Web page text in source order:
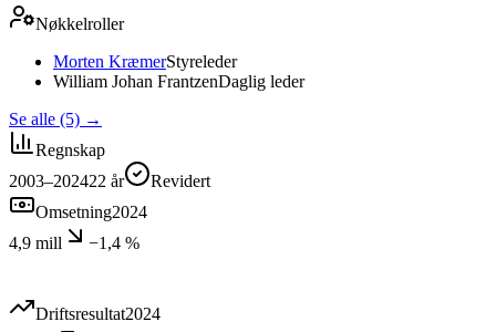
Nøkkelroller
Morten KræmerStyreleder
William Johan FrantzenDaglig leder
Se alle (5) →
Regnskap
2003–202422 år
Revidert
Omsetning2024
4,9 mill
−1,4 %
Driftsresultat2024